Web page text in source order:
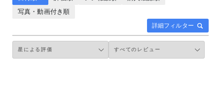
詳細フィルター
写真・動画付き順